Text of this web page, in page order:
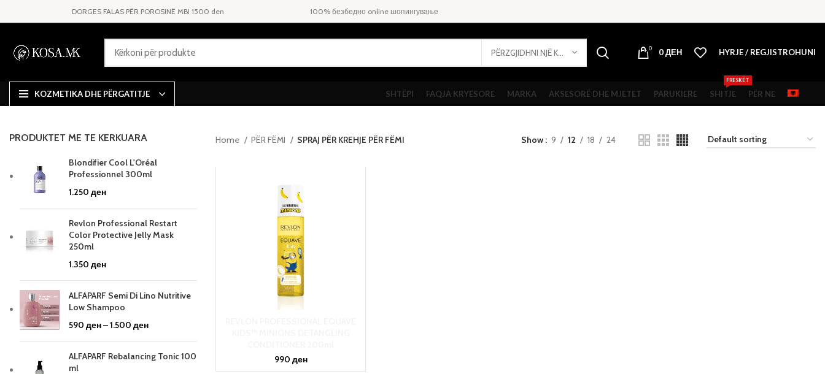
DORGES FALAS PËR POROSINË MBI 1500 den 100% безбедно online шопингување
0 0ДЕН HYRJE / REGJISTROHUNI
KOZMETIKA DHE PËRGATITJE SHTËPI FAQJA KRYESORE MARKA AKSESORË DHE MJETET PARUKIERE SHITJE
FRESKËT
PËR NE
PRODUKTET ME TE KERKUARA
Blondifier Cool L'Oréal
Professionnel 300ml
1.250 ден
Revlon Professional Restart
Color Protective Jelly Mask
250ml
1.350 ден
ALFAPARF Semi Di Lino Nutritive
Low Shampoo
590 ден–1.500 ден
ALFAPARF Rebalancing Tonic 100
ml
Home PËR FËMI SPRAJ PËR KREHJE PËR FËMI Show 9 12 18 24
990 ден